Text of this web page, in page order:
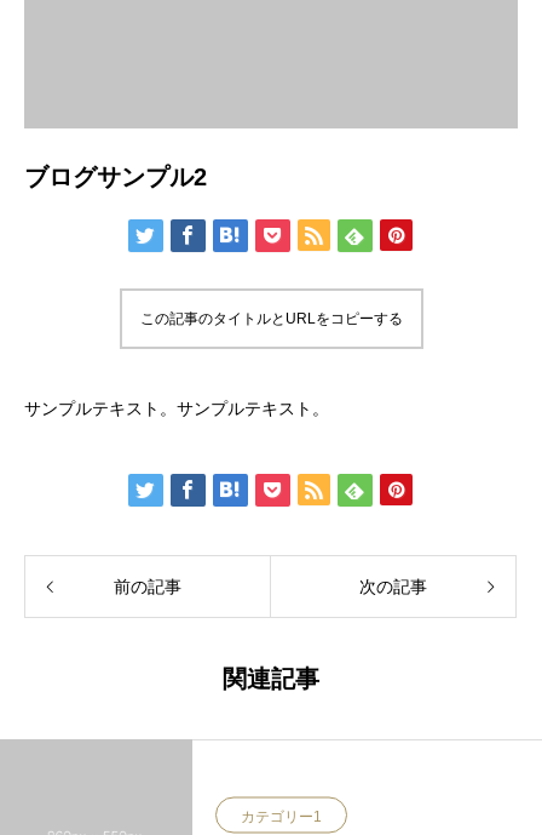
ブログサンプル2
この記事のタイトルとURLをコピーする
サンプルテキスト。サンプルテキスト。
前の記事 次の記事
関連記事
カテゴリー1